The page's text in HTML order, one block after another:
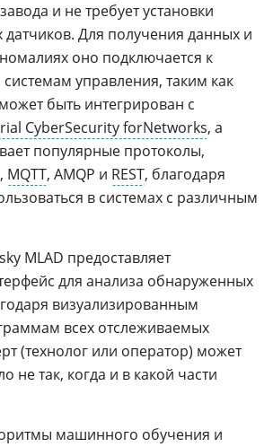
и не требует установки
Для получения данных и
оно подключается к
управления, таким как
быть интегрирован с
CyberSecurity forNetworks, а
популярные протоколы,
, MQTT, AMQP и REST, благодаря
в системах с различным
MLAD предоставляет
для анализа обнаруженных
визуализированным
всех отслеживаемых
(технолог или оператор) может
не так, когда и в какой части
машинного обучения и